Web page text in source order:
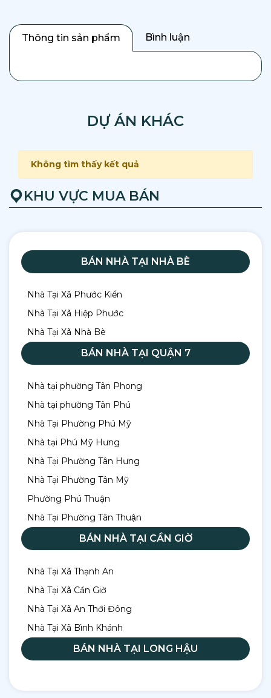
Thông tin sản phẩm Bình luận
DỰ ÁN KHÁC
Không tìm thấy kết quả
KHU VỰC MUA BÁN
BÁN NHÀ TẠI NHÀ BÈ
Nhà Tại Xã Phước Kiển
Nhà Tại Xã Hiệp Phước
Nhà Tại Xã Nhà Bè
BÁN NHÀ TẠI QUẬN 7
Nhà tại phường Tân Phong
Nhà tại phường Tân Phú
Nhà Tại Phường Phú Mỹ
Nhà tại Phú Mỹ Hưng
Nhà Tại Phường Tân Hưng
Nhà Tại Phường Tân Mỹ
Phường Phú Thuận
Nhà Tại Phường Tân Thuận
BÁN NHÀ TẠI CẦN GIỜ
Nhà Tại Xã Thạnh An
Nhà Tại Xã Cần Giờ
Nhà Tại Xã An Thới Đông
Nhà Tại Xã Bình Khánh
BÁN NHÀ TẠI LONG HẬU